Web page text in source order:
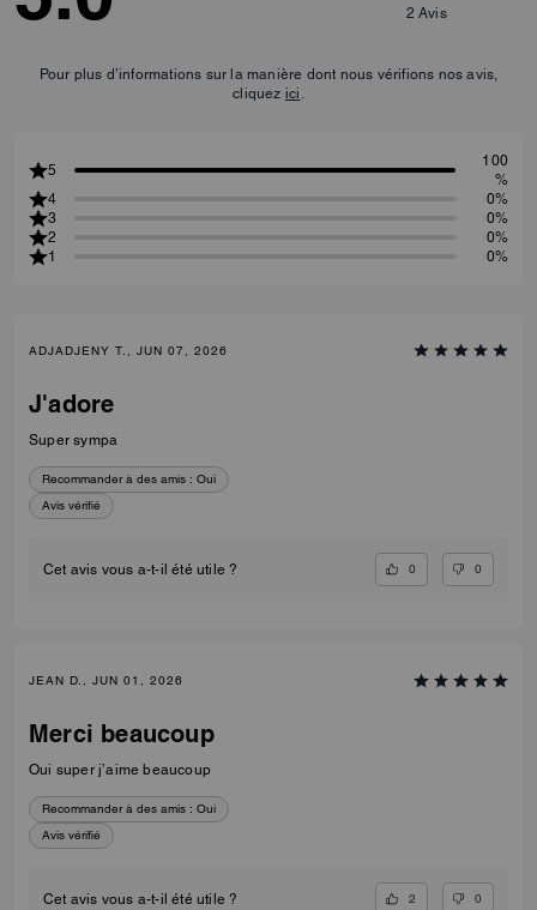
2 Avis
Pour plus d’informations sur la manière dont nous vérifions nos avis,
cliquez ici
5
100
%
4
0%
3
0%
2
0%
1
0%
ADJADJENY T., JUN 07, 2026
J'adore
Super sympa
Recommander à des amis : Oui
Avis vérifié
Cet avis vous a-t-il été utile ? 0 0
JEAN D., JUN 01, 2026
Merci beaucoup
Oui super j’aime beaucoup
Recommander à des amis : Oui
Avis vérifié
Cet avis vous a-t-il été utile ? 2 0